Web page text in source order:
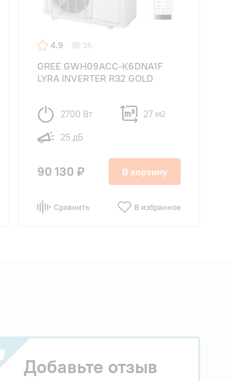
4.9 25
GREE GWH09ACC-K6DNA1F
LYRA INVERTER R32 GOLD
2700 Вт 27 м2
25 дБ
90 130 ₽ В корзину
Сравнить В избранное
Добавьте отзыв